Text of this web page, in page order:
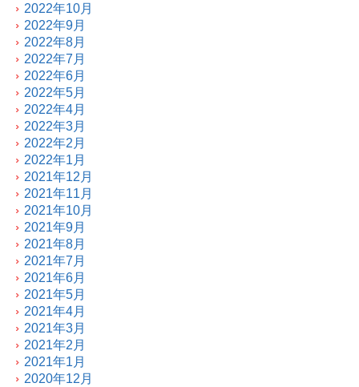
2022年10月
2022年9月
2022年8月
2022年7月
2022年6月
2022年5月
2022年4月
2022年3月
2022年2月
2022年1月
2021年12月
2021年11月
2021年10月
2021年9月
2021年8月
2021年7月
2021年6月
2021年5月
2021年4月
2021年3月
2021年2月
2021年1月
2020年12月